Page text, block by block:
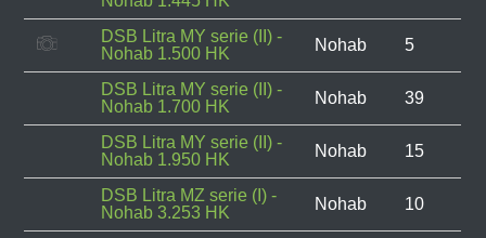
DSB Litra MY serie (II) -
Nohab 1.500 HK
Nohab 5
DSB Litra MY serie (II) -
Nohab 1.700 HK
Nohab 39
DSB Litra MY serie (II) -
Nohab 1.950 HK
Nohab 15
DSB Litra MZ serie (I) -
Nohab 3.253 HK
Nohab 10